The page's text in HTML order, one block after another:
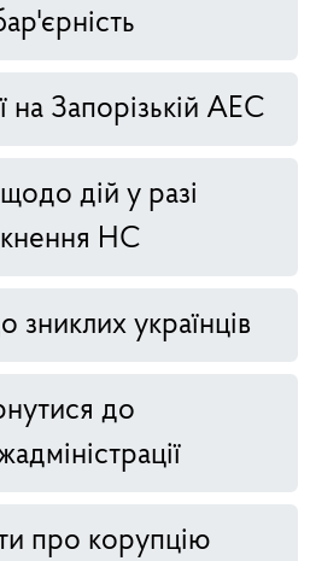
на Запорізькій АЕС
щодо дій у разі
НС
зниклих українців
до
про корупцію